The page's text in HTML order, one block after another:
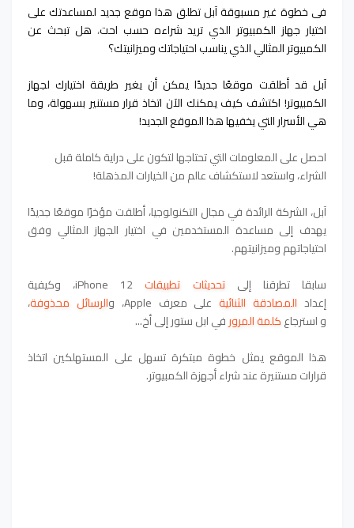
في خطوة غير مسبوقة آبل تطلق هذا موقع جديد لمساعدتك على
اختيار جهاز الكمبيوتر الذي تريد شراءه حسب احت، هل تبحث عن
الكمبيوتر المثالي الذي يناسب احتياجاتك وميزانيتك؟
آبل قد أطلقت موقعًا جديدًا يمكن أن يغير طريقة اختيارك لجهاز
الكمبيوتر! اكتشف كيف يمكنك الآن اتخاذ قرار مستنير بسهولة، وما
هي الأسرار التي يخفيها هذا الموقع الجديد!
احصل على المعلومات التي تحتاجها لتكون على دراية كاملة قبل
الشراء، واستعد لاستكشاف عالم من الخيارات المذهلة!
آبل، الشركة الرائدة في مجال التكنولوجيا، أطلقت مؤخرًا موقعًا جديدًا
يهدف إلى مساعدة المستخدمين في اختيار الجهاز المثالي وفق
احتياجاتهم وميزانيتهم.
سابقا تطرقنا إلىتحديثات تطبيقات
iPhone 12، وكيفية
إعداد المصادقة الثنائيةعلى معرف Apple، و الرسائل محذوفة،
واسترجاعكلمة المرورفي ابل ستورإلى أخ...
هذا الموقع يمثل خطوة مبتكرة تسهل على المستهلكين اتخاذ
قرارات مستنيرة عند شراء أجهزة الكمبيوتر.